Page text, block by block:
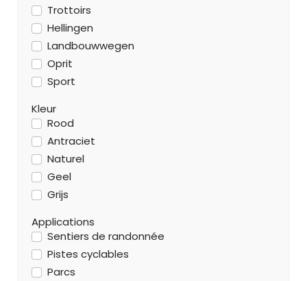
Trottoirs
Hellingen
Landbouwwegen
Oprit
Sport
Kleur
Rood
Antraciet
Naturel
Geel
Grijs
Applications
Sentiers de randonnée
Pistes cyclables
Parcs